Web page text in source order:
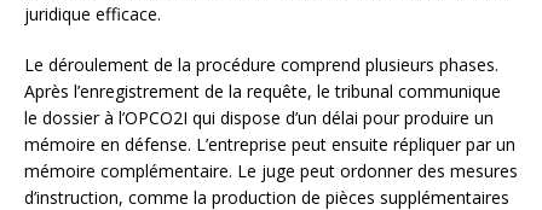
juridique efficace.
Le déroulement de la procédure comprend plusieurs phases.
Après l’enregistrement de la requête, le tribunal communique
le dossier à l’OPCO2I qui dispose d’un délai pour produire un
mémoire en défense. L’entreprise peut ensuite répliquer par un
mémoire complémentaire. Le juge peut ordonner des mesures
d’instruction, comme la production de pièces supplémentaires